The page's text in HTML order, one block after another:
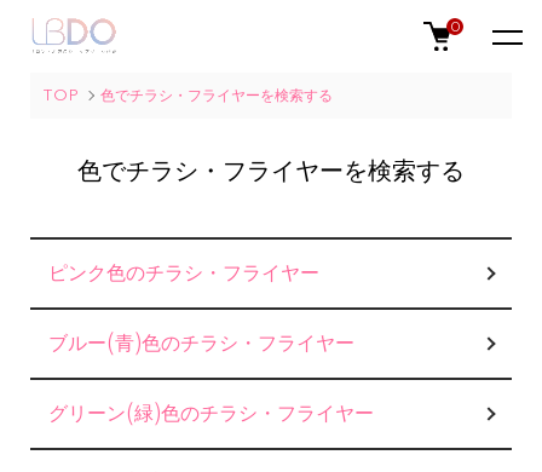
0
TOP 色でチラシ・フライヤーを検索する
色でチラシ・フライヤーを検索する
グループ一覧
ピンク色のチラシ・フライヤー
ブルー(青)色のチラシ・フライヤー
グリーン(緑)色のチラシ・フライヤー